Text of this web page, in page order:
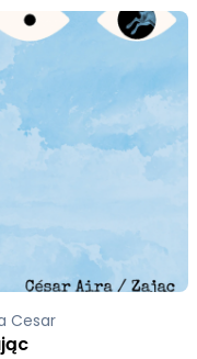
Hermann